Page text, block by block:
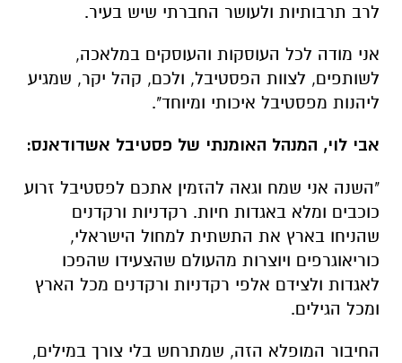
לרב תרבותיות ולעושר החברתי שיש בעיר.
אני מודה לכל העוסקות והעוסקים במלאכה,
לשותפים, לצוות הפסטיבל, ולכם, קהל יקר, שמגיע
ליהנות מפסטיבל איכותי ומיוחד".
אבי לוי, המנהל האומנתי של פסטיבל אשדודאנס:
"השנה אני שמח וגאה להזמין אתכם לפסטיבל זרוע
כוכבים ומלא באגדות חיות. רקדניות ורקדנים
שהניחו בארץ את התשתית למחול הישראלי,
כוריאוגרפים ויוצרות מהעולם שהצעידו שהפכו
לאגדות ולצידם אלפי רקדניות ורקדנים מכל הארץ
ומכל הגילים.
החיבור המופלא הזה, שמתרחש בלי צורך במילים,